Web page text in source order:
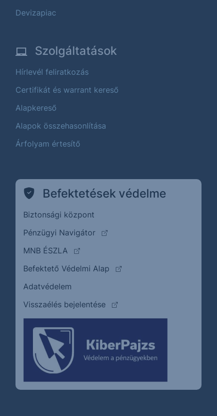
Devizapiac
Szolgáltatások
Hírlevél feliratkozás
Certifikát és warrant kereső
Alapkereső
Alapok összehasonlítása
Árfolyam értesítő
Befektetések védelme
Biztonsági központ
Pénzügyi Navigátor
(külső oldalra ugrik)
MNB ÉSZLA
(külső oldalra ugrik)
Befektető Védelmi Alap
(külső oldalra ugrik)
Adatvédelem
Visszaélés bejelentése
(külső oldalra ugrik)